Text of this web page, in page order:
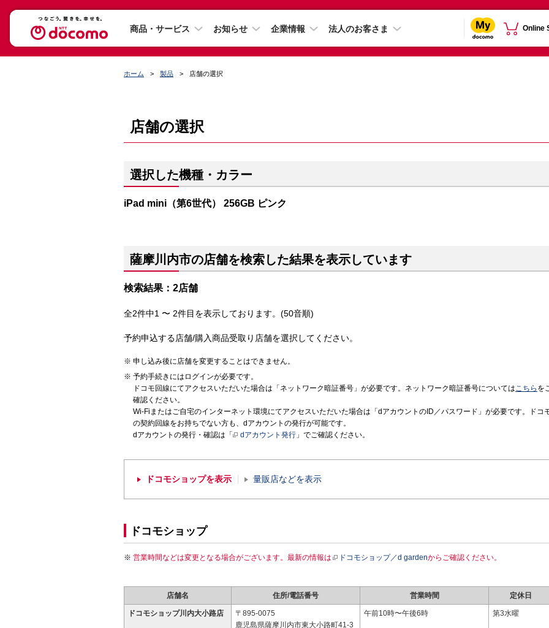
商品・サービス お知らせ 企業情報 法人のお客さま Online
ホーム 製品 店舗の選択
店舗の選択
選択した機種・カラー
iPad mini（第6世代） 256GB ピンク
薩摩川内市の店舗を検索した結果を表示しています
検索結果：2店舗
全2件中1 〜 2件目を表示しております。(50音順)
予約申込する店舗/購入商品受取り店舗を選択してください。
申し込み後に店舗を変更することはできません。
予約手続きにはログインが必要です。
ドコモ回線にてアクセスいただいた場合は「ネットワーク暗証番号」が必要です。ネットワーク暗証番号についてはこちら を
確認ください。
Wi-Fiまたはご自宅のインターネット環境にてアクセスいただいた場合は「dアカウントのID／パスワード」が必要です。ドコ
の契約回線をお持ちでない方も、dアカウントの発行が可能です。
dアカウントの発行・確認は「
dアカウント発行 」でご確認ください。
ドコモショップを表示 量販店などを表示
ドコモショップ
営業時間などは変更となる場合がございます。最新の情報は ドコモショップ／d gardenからご確認ください。
店舗名 住所/電話番号 営業時間 定休日
ドコモショップ川内大小路店
〒895-0075
鹿児島県薩摩川内市東大小路町41-3
午前10時〜午後6時 第3水曜